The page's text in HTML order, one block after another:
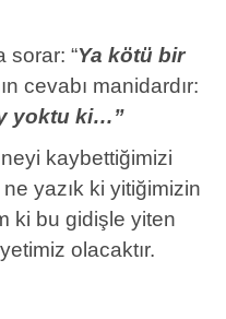
sorar: “Ya kötü bir
cevabı manidardır:
yoktu ki…”
kaybettiğimizi
yazık ki yitiğimizin
ki bu gidişle yiten
olacaktır.